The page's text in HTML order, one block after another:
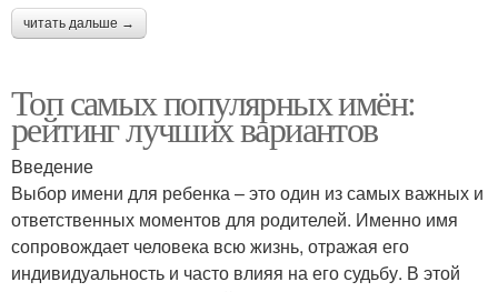
читать дальше →
Топ самых популярных имён:
рейтинг лучших вариантов
Введение
Выбор имени для ребенка – это один из самых важных и
ответственных моментов для родителей. Именно имя
сопровождает человека всю жизнь, отражая его
индивидуальность и часто влияя на его судьбу. В этой